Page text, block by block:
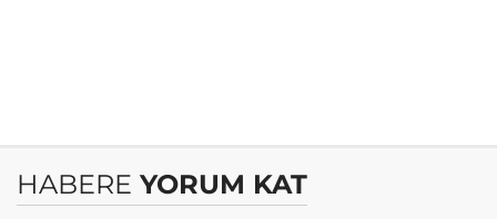
HABERE YORUM KAT